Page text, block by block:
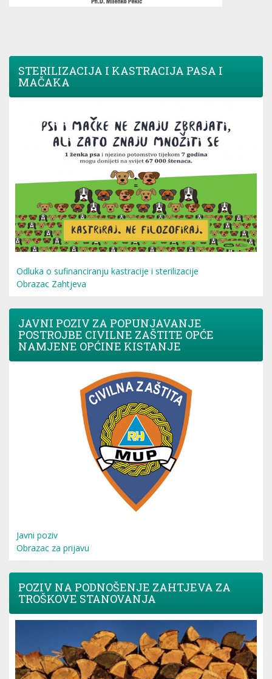
STERILIZACIJA I KASTRACIJA PASA I
MAČAKA
Odluka o sufinanciranju kastracije i sterilizacije
Obrazac Zahtjeva
JAVNI POZIV ZA POPUNJAVANJE
POSTROJBE CIVILNE ZAŠTITE OPĆE
NAMJENE OPĆINE KISTANJE
Javni poziv
Obrazac za prijavu
POZIV NA PODNOŠENJE ZAHTJEVA ZA
TROŠKOVE STANOVANJA